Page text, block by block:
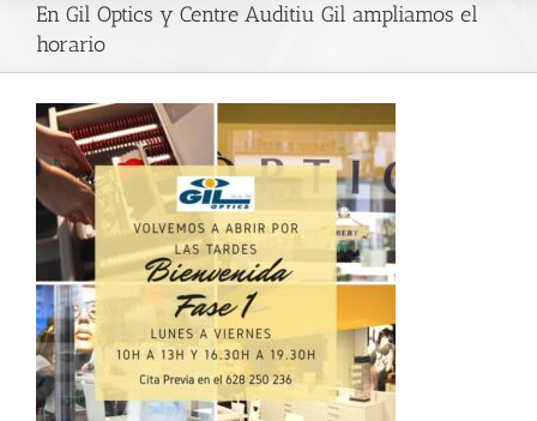
En Gil Optics y Centre Auditiu Gil ampliamos el
horario